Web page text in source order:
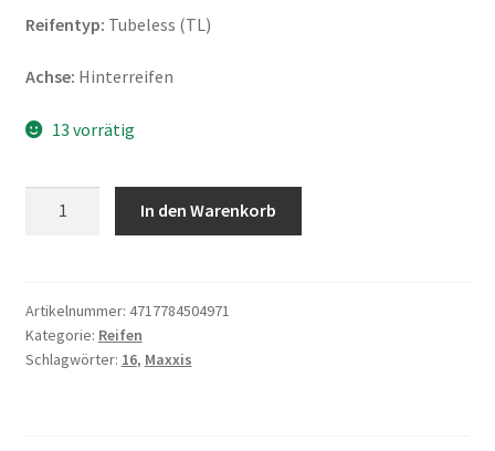
Reifentyp: Tubeless (TL)
Achse: Hinterreifen
13 vorrätig
-
16
67H
In den Warenkorb
Artikelnummer: 4717784504971
Kategorie: Reifen
Schlagwörter: 16, Maxxis